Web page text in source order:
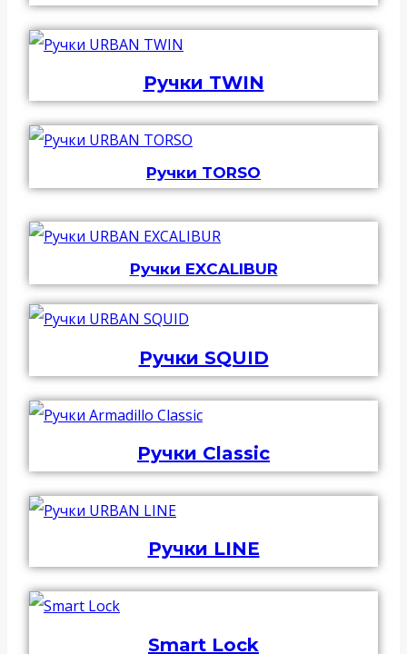
Ручки TWIN
Ручки TORSO
Ручки EXCALIBUR
Ручки SQUID
Ручки Classic
Ручки LINE
Smart Lock